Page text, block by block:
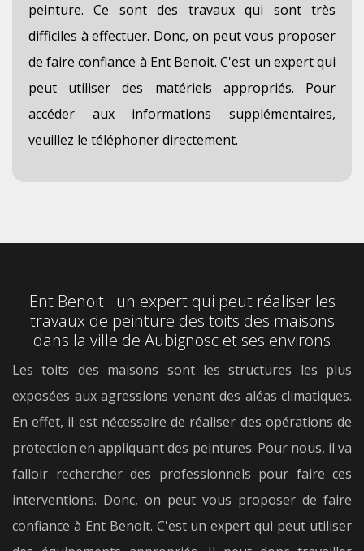
peinture. Ce sont des travaux qui sont très
difficiles à effectuer. Donc, on peut vous proposer
de faire confiance à Ent Benoit. C'est un expert qui
peut utiliser des matériels appropriés. Pour
accéder aux informations supplémentaires,
veuillez le téléphoner directement.
Ent Benoit : un expert qui peut réaliser les
travaux de peinture des toits des maisons
dans la ville de Aubignosc et ses environs
Les toits des maisons sont les structures les plus
exposées aux agressions venant des aléas climatiques.
En effet, il est nécessaire de réaliser des opérations de
protection en appliquant des peintures. Pour nous, il va
falloir rechercher des professionnels pour faire ces
interventions. Donc, on peut vous proposer de faire
confiance à Ent Benoit. C'est un expert qui peut utiliser